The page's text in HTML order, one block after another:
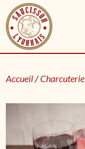
Accueil/Charcuterie